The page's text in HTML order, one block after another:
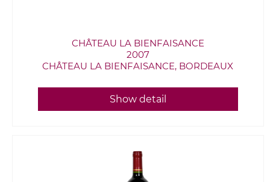
CHÂTEAU LA BIENFAISANCE
2007
CHÂTEAU LA BIENFAISANCE, BORDEAUX
Show detail